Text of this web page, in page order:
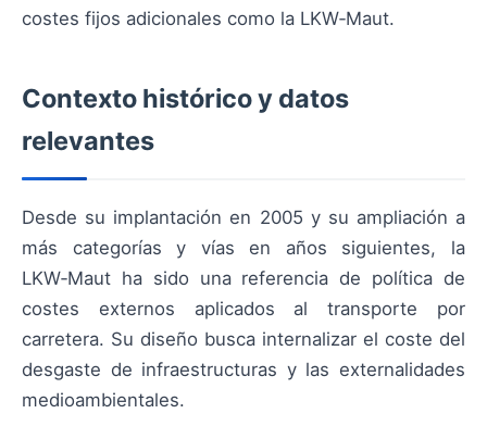
costes fijos adicionales como la LKW‑Maut.
Contexto histórico y datos
relevantes
Desde su implantación en 2005 y su ampliación a
más categorías y vías en años siguientes, la
LKW‑Maut ha sido una referencia de política de
costes externos aplicados al transporte por
carretera. Su diseño busca internalizar el coste del
desgaste de infraestructuras y las externalidades
medioambientales.